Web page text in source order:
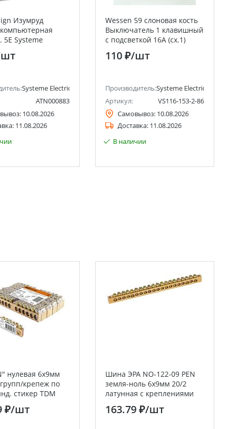
Изумруд
5Е Systeme
Systeme Electric (ранее Schneider Electric)
ATN000883
10.08.2026
11.08.2026
Wessen 59 слоновая кость
Выключатель 1 клавишный
с подсветкой 16А (сх.1)
Systeme Electric (Schneider
Electric)
110 ₽/шт
Производитель:Systeme Electric
Артикул:
VS116-153-2-86
Самовывоз: 10.08.2026
Доставка: 11.08.2026
В наличии
нулевая 6х9мм
крепеж по
стикер TDM
₽/шт
Шина ЭРА NO-122-09 PEN
земля-ноль 6х9мм 20/2
латунная с креплениями
163.79 ₽/шт